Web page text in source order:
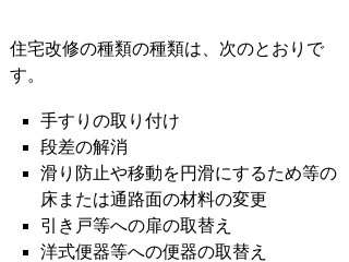
住宅改修の種類の種類は、次のとおりで
す。
手すりの取り付け
段差の解消
滑り防止や移動を円滑にするため等の
床または通路面の材料の変更
引き戸等への扉の取替え
洋式便器等への便器の取替え